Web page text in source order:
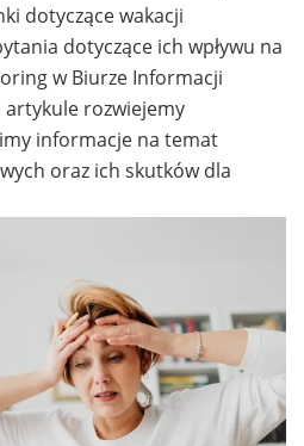
dotyczące wakacji
dotyczące ich wpływu na
w Biurze Informacji
artykule rozwiejemy
informacje na temat
oraz ich skutków dla